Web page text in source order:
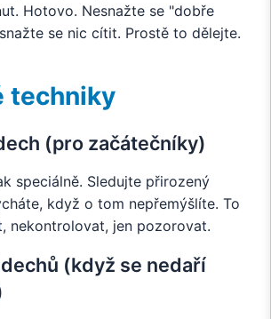
Hotovo. Nesnažte se "dobře
se nic cítit. Prostě to dělejte.
techniky
(pro začátečníky)
speciálně. Sledujte přirozený
když o tom nepřemýšlíte. To
nekontrolovat, jen pozorovat.
(když se nedaří